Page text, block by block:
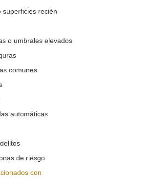
superficies recién
o umbrales elevados
comunes
automáticas
de riesgo
con